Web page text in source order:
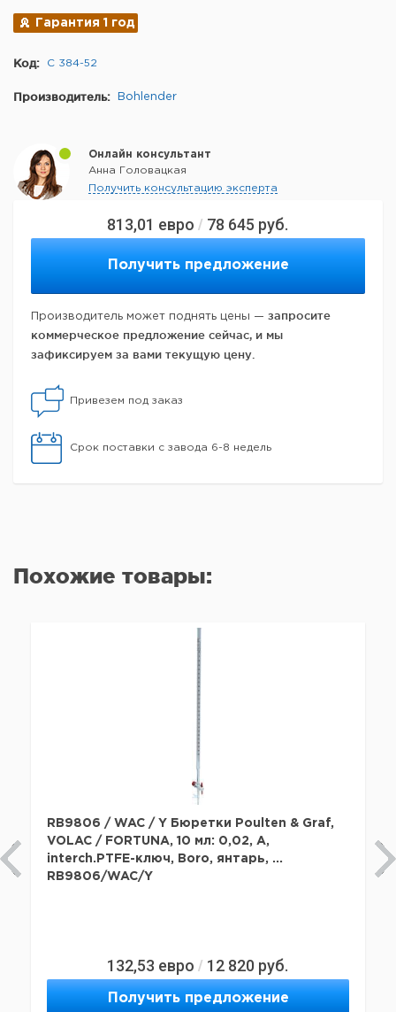
813,01 евро / 78 645 руб.
Получить предложение
Производитель может поднять цены — запросите
коммерческое предложение сейчас, и мы
зафиксируем за вами текущую цену.
Привезем под заказ
Срок поставки с завода 6-8 недель
Гарантия 1 год
Код: C 384-52
Производитель: Bohlender
Онлайн консультант
Анна Головацкая
Получить консультацию эксперта
Похожие товары:
RB9806 / WAC / Y Бюретки Poulten & Graf,
VOLAC / FORTUNA, 10 мл: 0,02, A,
interch.PTFE-ключ, Boro, янтарь, ...
RB9806/WAC/Y
132,53 евро / 12 820 руб.
Получить предложение